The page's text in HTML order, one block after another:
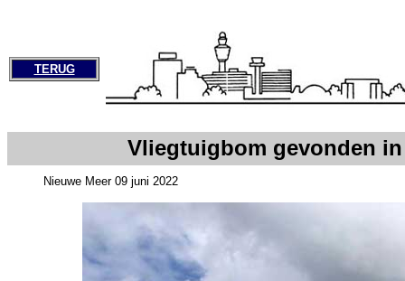
TERUG
Vliegtuigbom gevonden
Nieuwe Meer 09 juni 2022